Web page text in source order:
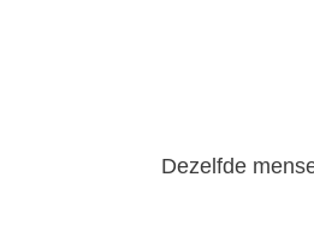
Dezelfde